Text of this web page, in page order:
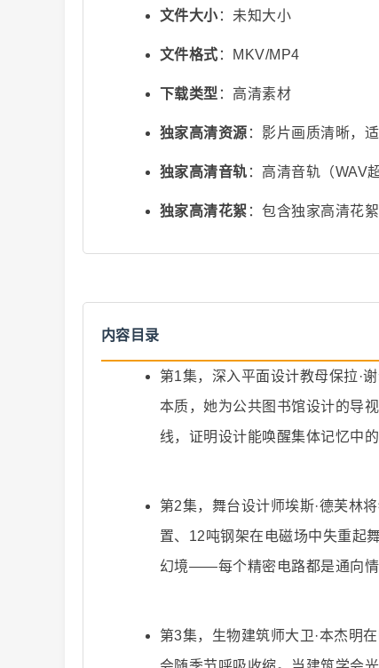
视
爆
文件大小：未知大小
文件格式 ：MKV/MP4
下载类型 ：高清素材
独家高清资源 ：影片画质清晰，
独家高清音轨 ：高清音轨（WAV
独家高清花絮 ：包含独家高清花
内容目录
第1集，深入平面设计教母保拉·
本质，她为公共图书馆设计的导
线，证明设计能唤醒集体记忆中的
第2集，舞台设计师埃斯·德芙林
置、12吨钢架在电磁场中失重起
幻境——每个精密电路都是通向情
第3集，生物建筑师大卫·本杰明